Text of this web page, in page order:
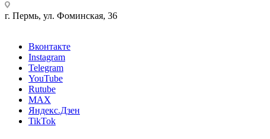
г. Пермь, ул. Фоминская, 36
Вконтакте
Instagram
Telegram
YouTube
Rutube
MAX
Яндекс.Дзен
TikTok